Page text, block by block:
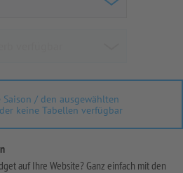
/ den ausgewählten
keine Tabellen verfügbar
auf Ihre Website? Ganz einfach mit den